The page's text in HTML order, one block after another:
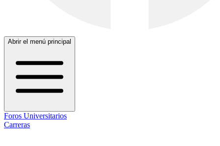
Abrir el menú principal
Foros Universitarios
Carreras